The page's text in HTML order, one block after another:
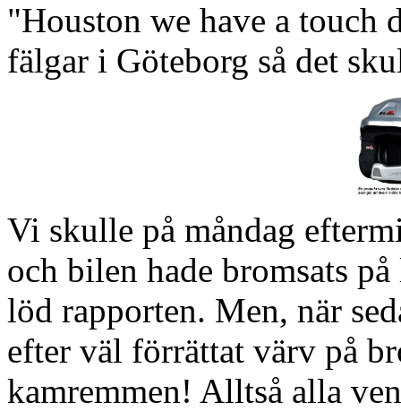
"Houston we have a touch
fälgar i Göteborg så det
Vi skulle på måndag
och bilen hade bromsats
löd rapporten. Men, när
efter väl förrättat värv på
kamremmen! Alltså alla